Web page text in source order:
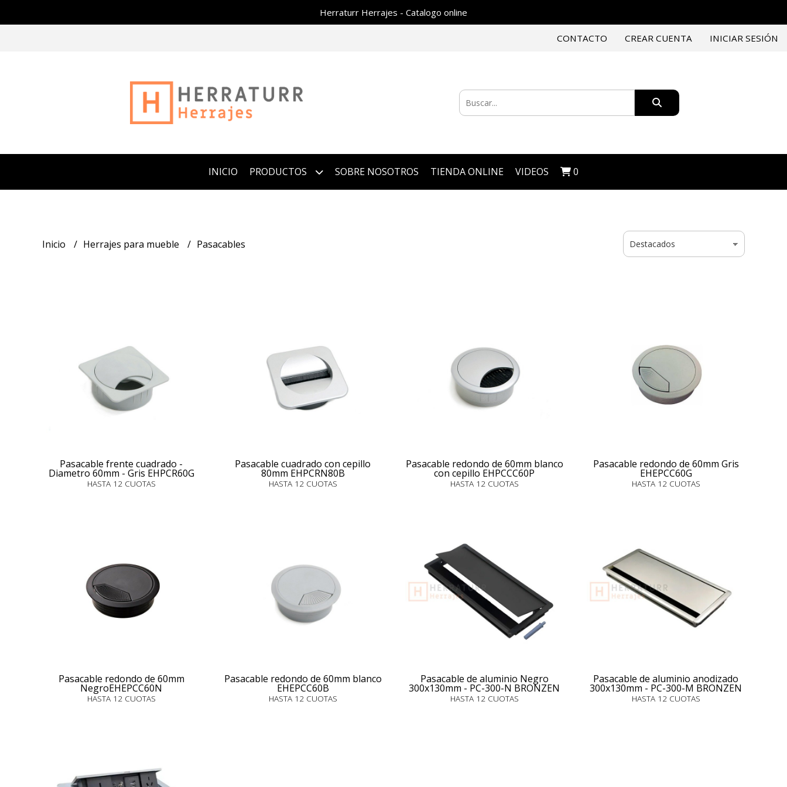
Herraturr Herrajes - Catalogo online
CONTACTO CREAR CUENTA INICIAR SESIÓN
INICIO PRODUCTOS SOBRE NOSOTROS TIENDA ONLINE VIDEOS 0
Inicio Herrajes para mueble Pasacables
Pasacable frente cuadrado -
Diametro 60mm - Gris EHPCR60G
HASTA 12 CUOTAS
Pasacable cuadrado con cepillo
80mm EHPCRN80B
HASTA 12 CUOTAS
Pasacable redondo de 60mm blanco
con cepillo EHPCCC60P
HASTA 12 CUOTAS
Pasacable redondo de 60mm Gris
EHEPCC60G
HASTA 12 CUOTAS
Pasacable redondo de 60mm
NegroEHEPCC60N
HASTA 12 CUOTAS
Pasacable redondo de 60mm blanco
EHEPCC60B
HASTA 12 CUOTAS
Pasacable de aluminio Negro
300x130mm - PC-300-N BRONZEN
HASTA 12 CUOTAS
Pasacable de aluminio anodizado
300x130mm - PC-300-M BRONZEN
HASTA 12 CUOTAS